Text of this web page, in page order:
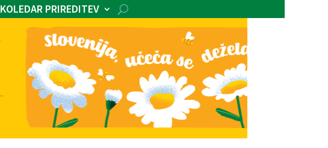
KOLEDAR PRIREDITEV